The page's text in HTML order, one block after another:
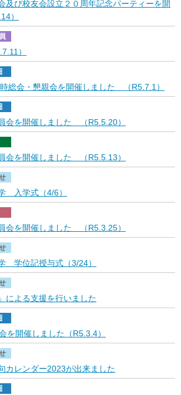
及び校友会設立２０周年記念パーティーを開
）
）
総会・懇親会を開催しました （R5.7.1）
会を開催しました （R5.5.20）
会を開催しました （R5.5.13）
入学式（4/6）
会を開催しました （R5.3.25）
学位記授与式（3/24）
による支援を行いました
を開催しました（R5.3.4）
カレンダー2023が出来ました